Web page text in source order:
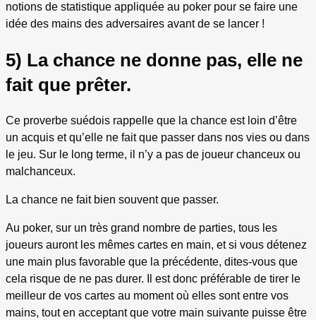
notions de statistique appliquée au poker pour se faire une
idée des mains des adversaires avant de se lancer !
5) La chance ne donne pas, elle ne
fait que prêter.
Ce proverbe suédois rappelle que la chance est loin d’être
un acquis et qu’elle ne fait que passer dans nos vies ou dans
le jeu. Sur le long terme, il n’y a pas de joueur chanceux ou
malchanceux.
La chance ne fait bien souvent que passer.
Au poker, sur un très grand nombre de parties, tous les
joueurs auront les mêmes cartes en main, et si vous détenez
une main plus favorable que la précédente, dites-vous que
cela risque de ne pas durer. Il est donc préférable de tirer le
meilleur de vos cartes au moment où elles sont entre vos
mains, tout en acceptant que votre main suivante puisse être